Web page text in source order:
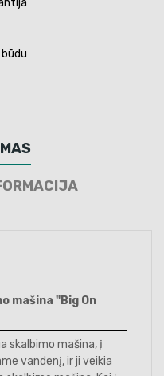
mašina "Big On
skalbimo mašina, į
vandenį, ir ji veikia